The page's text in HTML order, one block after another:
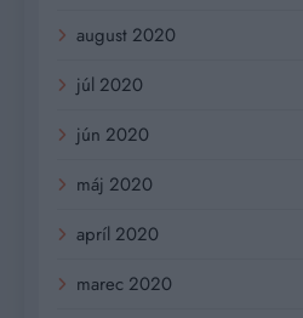
august 2020
júl 2020
jún 2020
máj 2020
apríl 2020
marec 2020